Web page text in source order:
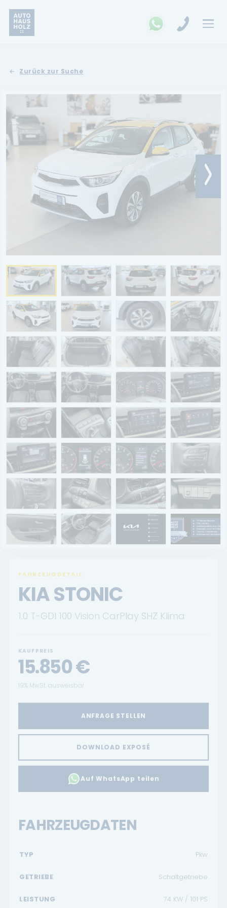
Opel
Ford
Land Rover
Renault
Dacia
SERVICE
Aktionsfahrzeuge
AutoAbo
Gewerbekunden
Probefahrt
Mietwagen
Ankauf
WERKSTATTTERMIN
Teile & Zubehör
Renault Service
Dacia Service
UNTERNEHMEN
Standort Landau
Qualitätsversprechen
Tankstelle
KONTAKT
Zurück zur Suche
FAHRZEUGDETAIL
KIA STONIC
1.0 T-GDI 100 Vision CarPlay SHZ Klima
KAUFPREIS
15.850€
19% MwSt. ausweisbar
ANFRAGE STELLEN
DOWNLOAD EXPOSÉ
Auf WhatsApp teilen
FAHRZEUGDATEN
TYP Pkw
GETRIEBE Schaltgetriebe
LEISTUNG 74 KW / 101 PS